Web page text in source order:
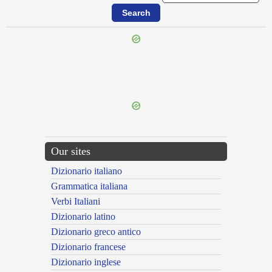
Our sites
Dizionario italiano
Grammatica italiana
Verbi Italiani
Dizionario latino
Dizionario greco antico
Dizionario francese
Dizionario inglese